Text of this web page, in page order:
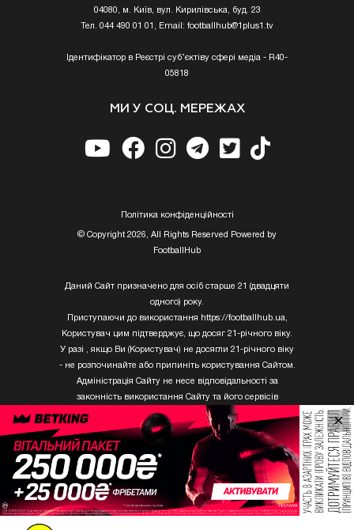
04080, м. Київ, вул. Кирилівська, буд. 23
Тел. 044 490 01 01, Email: footballhub@1plus1.tv
Ідентифікатор в Реєстрі суб’єктіву сфері медіа - R40-
05818
МИ У СОЦ. МЕРЕЖАХ
Полiтика конфiденцiйностi
© Copyright 2026, All Rights Reserved Powered by
FootballHub
Даний Сайт призначено для осіб старше 21 (двадцяти
одного) року.
Приступаючи до використання https://footballhub.ua,
Користувач цим підтверджує, що досяг 21-річного віку.
У разі , якщо Ви (Користувач) не досягли 21-річного віку
- не розпочинайте або припиніть користування Сайтом.
Адміністрація Сайту не несе відповідальності за
законність використання Сайту та його сервісів
Користувачем, який не досяг 21-річного віку.
Твори Getty Images, що розміщені на сайті, не можуть
бути використані третіми особами без письмового
дозволу ТОВ «ГЛОБАЛ ІМІДЖЕС ЮКРЕЙН.
×